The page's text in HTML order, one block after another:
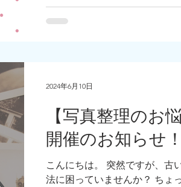
【写真整理のお
開催のお知らせ！
こんにちは。 突然ですが、古
法に困っていませんか？ ちょ
2024年6月10日